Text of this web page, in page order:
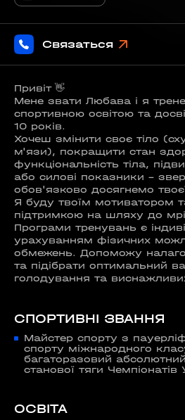
Связаться
Привіт 👋
Мене звати Любава і я
спортивною освітою та
10 років.
Хочеш змінити своє тіло
м'язи), покращити стан
функціональність тіла,
або силові показники -
обов'язково досягнемо
Я буду твоїм мотиватором
підтримкою на шляху до
Програми тренувань є
урахуванням фізичних
обмежень. Допоможу
та підібрати оптимальний
голодування та
СПОРТИВНІ ЗВАННЯ
Майстер спорту з
спорту міжнародного
багаторазовий
станової тяги Чемпіонатів
ОСВІТА